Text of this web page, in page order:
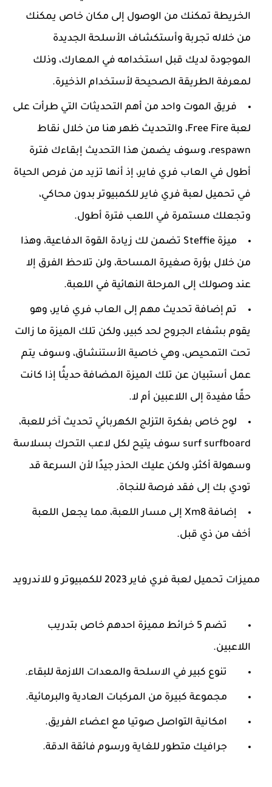
الخريطة تمكنك من الوصول إلى مكان خاص يمكنك
من خلاله تجربة وأستكشاف الأسلحة الجديدة
الموجودة لديك قبل استخدامه في المعارك، وذلك
لمعرفة الطريقة الصحيحة لأستخدام الذخيرة.
فريق الموت واحد من أهم التحديثات التي طرأت على
لعبة Free Fire، والتحديث ظهر هنا من خلال نقاط
respawn، وسوف يضمن هذا التحديث إبقاءك فترة
أطول في العاب فري فاير، إذ أنها تزيد من فرص الحياة
في تحميل لعبة فري فاير للكمبيوتر بدون محاكي،
وتجعلك مستمرة في اللعب فترة أطول.
ميزة Steffie تضمن لك زيادة القوة الدفاعية، وهذا
من خلال بؤرة صغيرة المساحة، ولن تلاحظ الفرق إلا
عند وصولك إلى المرحلة النهائية في اللعبة.
تم إضافة تحديث مهم إلى العاب فري فاير، وهو
يقوم بشفاء الجروح لحد كبير، ولكن تلك الميزة ما زالت
تحت التمحيص، وهي خاصية الأستنشاق، وسوف يتم
عمل أستبيان عن تلك الميزة المضافة حديثًا إذا كانت
حقًا مفيدة إلى اللاعبين أم لا.
لوح خاص بفكرة التزلج الكهربائي تحديث آخر للعبة،
surf surfboard سوف يتيح لكل لاعب التحرك بسلاسة
وسهولة أكثر، ولكن عليك الحذر جيدًا لأن السرعة قد
تودي بك إلى فقد فرصة للنجاة.
إضافة Xm8 إلى مسار اللعبة، مما يجعل اللعبة
أخف من ذي قبل.
مميزات تحميل لعبة فري فاير 2023 للكمبيوتر و للاندرويد
تضم 5 خرائط مميزة احدهم خاص بتدريب
اللاعبين.
تنوع كبير في الاسلحة والمعدات اللازمة للبقاء.
مجموعة كبيرة من المركبات العادية والبرمائية.
امكانية التواصل صوتيا مع اعضاء الفريق.
جرافيك متطور للغاية ورسوم فائقة الدقة.